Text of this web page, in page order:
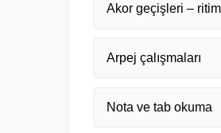
Akor geçişleri –
Arpej çalışmaları
Nota ve tab okuma